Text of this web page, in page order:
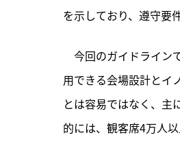
を示しており、遵守要
今回のガイドライン
用できる会場設計とイ
とは容易ではなく、主
的には、観客席4万人